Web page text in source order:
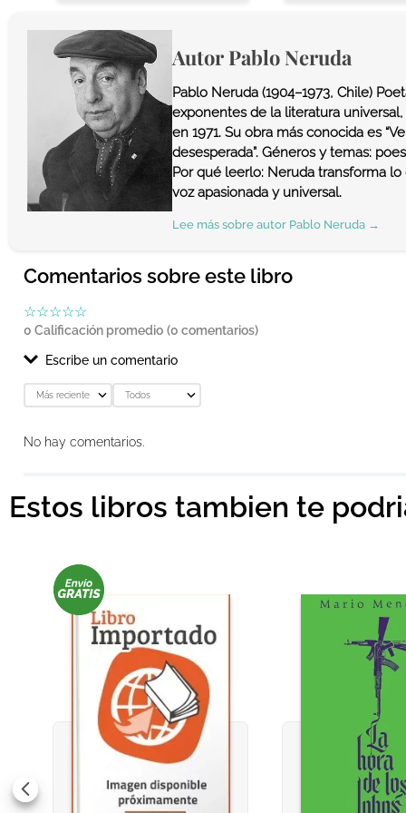
Autor Pablo Neruda
Pablo Neruda (1904–1973, Chile)
exponentes de la literatura
en 1971. Su obra más conocida es
desesperada”. Géneros y temas:
Por qué leerlo: Neruda transforma
voz apasionada y universal.
Lee más sobre autor Pablo Neruda →
Comentarios sobre este libro
☆☆☆☆☆
0 Calificación promedio (0 comentarios)
Escribe un comentario
Agregar comentario
★★★
Tu nombre
Dirección de email
Escribe un comentario
Más reciente Todos
No hay comentarios.
Estos libros tambien te